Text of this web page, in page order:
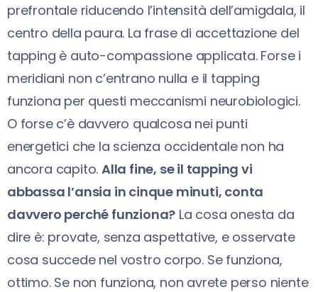
prefrontale riducendo l’intensità dell’amigdala, il
centro della paura. La frase di accettazione del
tapping è auto-compassione applicata. Forse i
meridiani non c’entrano nulla e il tapping
funziona per questi meccanismi neurobiologici.
O forse c’è davvero qualcosa nei punti
energetici che la scienza occidentale non ha
ancora capito.Alla fine, se il tapping vi
abbassa l’ansia in cinque minuti, conta
davvero perché funziona? La cosa onesta da
dire è: provate, senza aspettative, e osservate
cosa succede nel vostro corpo. Se funziona,
ottimo. Se non funziona, non avrete perso niente